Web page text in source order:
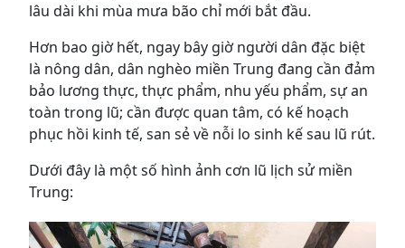
lâu dài khi mùa mưa bão chỉ mới bắt đầu.
Hơn bao giờ hết, ngay bây giờ người dân đặc biệt
là nông dân, dân nghèo miền Trung đang cần đảm
bảo lương thực, thực phẩm, nhu yếu phẩm, sự an
toàn trong lũ; cần được quan tâm, có kế hoạch
phục hồi kinh tế, san sẻ về nỗi lo sinh kế sau lũ rút.
Dưới đây là một số hình ảnh cơn lũ lịch sử miền
Trung: